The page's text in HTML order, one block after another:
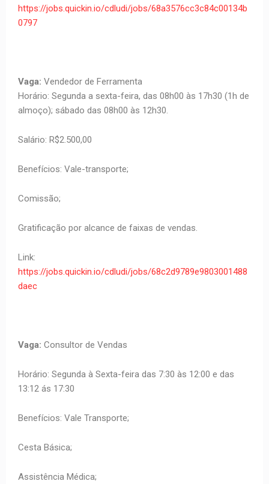
https://jobs.quickin.io/cdludi/jobs/68a3576cc3c84c00134b
0797
Vaga: Vendedor de Ferramenta
Horário: Segunda a sexta-feira, das 08h00 às 17h30 (1h de
almoço); sábado das 08h00 às 12h30.
Salário: R$2.500,00
Benefícios: Vale-transporte;
Comissão;
Gratificação por alcance de faixas de vendas.
Link:
https://jobs.quickin.io/cdludi/jobs/68c2d9789e9803001488
daec
Vaga: Consultor de Vendas
Horário: Segunda à Sexta-feira das 7:30 às 12:00 e das
13:12 ás 17:30
Benefícios: Vale Transporte;
Cesta Básica;
Assistência Médica;